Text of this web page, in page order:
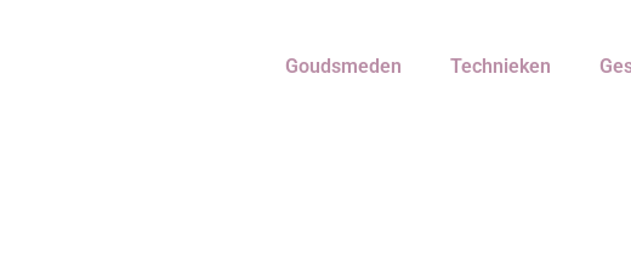
Goudsmeden Technieken